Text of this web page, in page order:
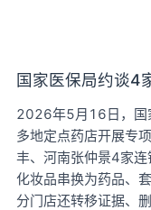
国家医保局约谈4
2026年5月16日，国
多地定点药店开展专
丰、河南张仲景4家
化妆品串换为药品、
分门店还转移证据、